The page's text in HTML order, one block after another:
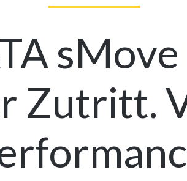
Zutritt.